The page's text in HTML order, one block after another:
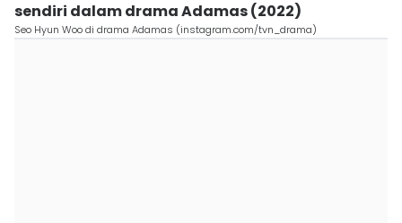
sendiri dalam drama Adamas (2022)
Seo Hyun Woo di drama Adamas (instagram.com/tvn_drama)